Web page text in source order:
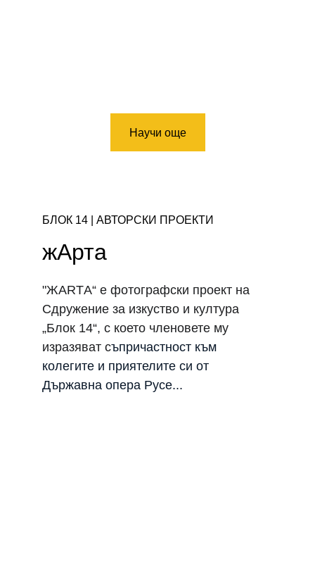
Научи още
БЛОК 14 | АВТОРСКИ ПРОЕКТИ
жАрта
"ЖARTА“ е фотографски проект на
Сдружение за изкуство и култура
„Блок 14“, с което членовете му
изразяват съпричастност към
колегите и приятелите си от
Държавна опера Русе...